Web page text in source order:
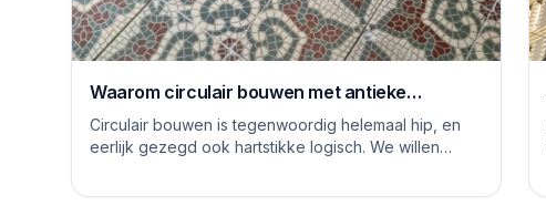
Waarom circulair bouwen met antieke
vloertegels een goed idee is
Circulair bouwen is tegenwoordig helemaal hip, en
eerlijk gezegd ook hartstikke logisch. We willen